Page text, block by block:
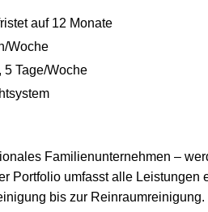
auf 12 Monate
Woche
5 Tage/Woche
Familienunternehmen –
Portfolio umfasst alle
bis zur Reinraumreinigung.